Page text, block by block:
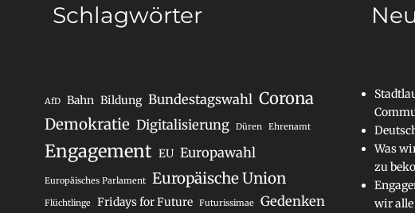
Schlagwörter
AfD Bahn Bildung Bundestagswahl Corona
Demokratie Digitalisierung Düren Ehrenamt
Engagement EU Europawahl
Europäisches Parlament Europäische Union
Flüchtlinge Fridays for Future Futurissimae Gedenken
Was
zu
wir